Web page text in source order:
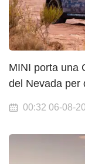
MINI porta una
del Nevada per
00:32 06-08-